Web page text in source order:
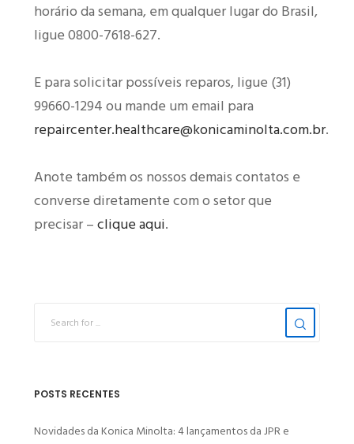
horário da semana, em qualquer lugar do Brasil,
ligue 0800-7618-627.
E para solicitar possíveis reparos, ligue (31)
99660-1294 ou mande um email para
repaircenter.healthcare@konicaminolta.com.br.
Anote também os nossos demais contatos e
converse diretamente com o setor que
precisar –clique aqui.
POSTS RECENTES
Novidades da Konica Minolta: 4 lançamentos da JPR e